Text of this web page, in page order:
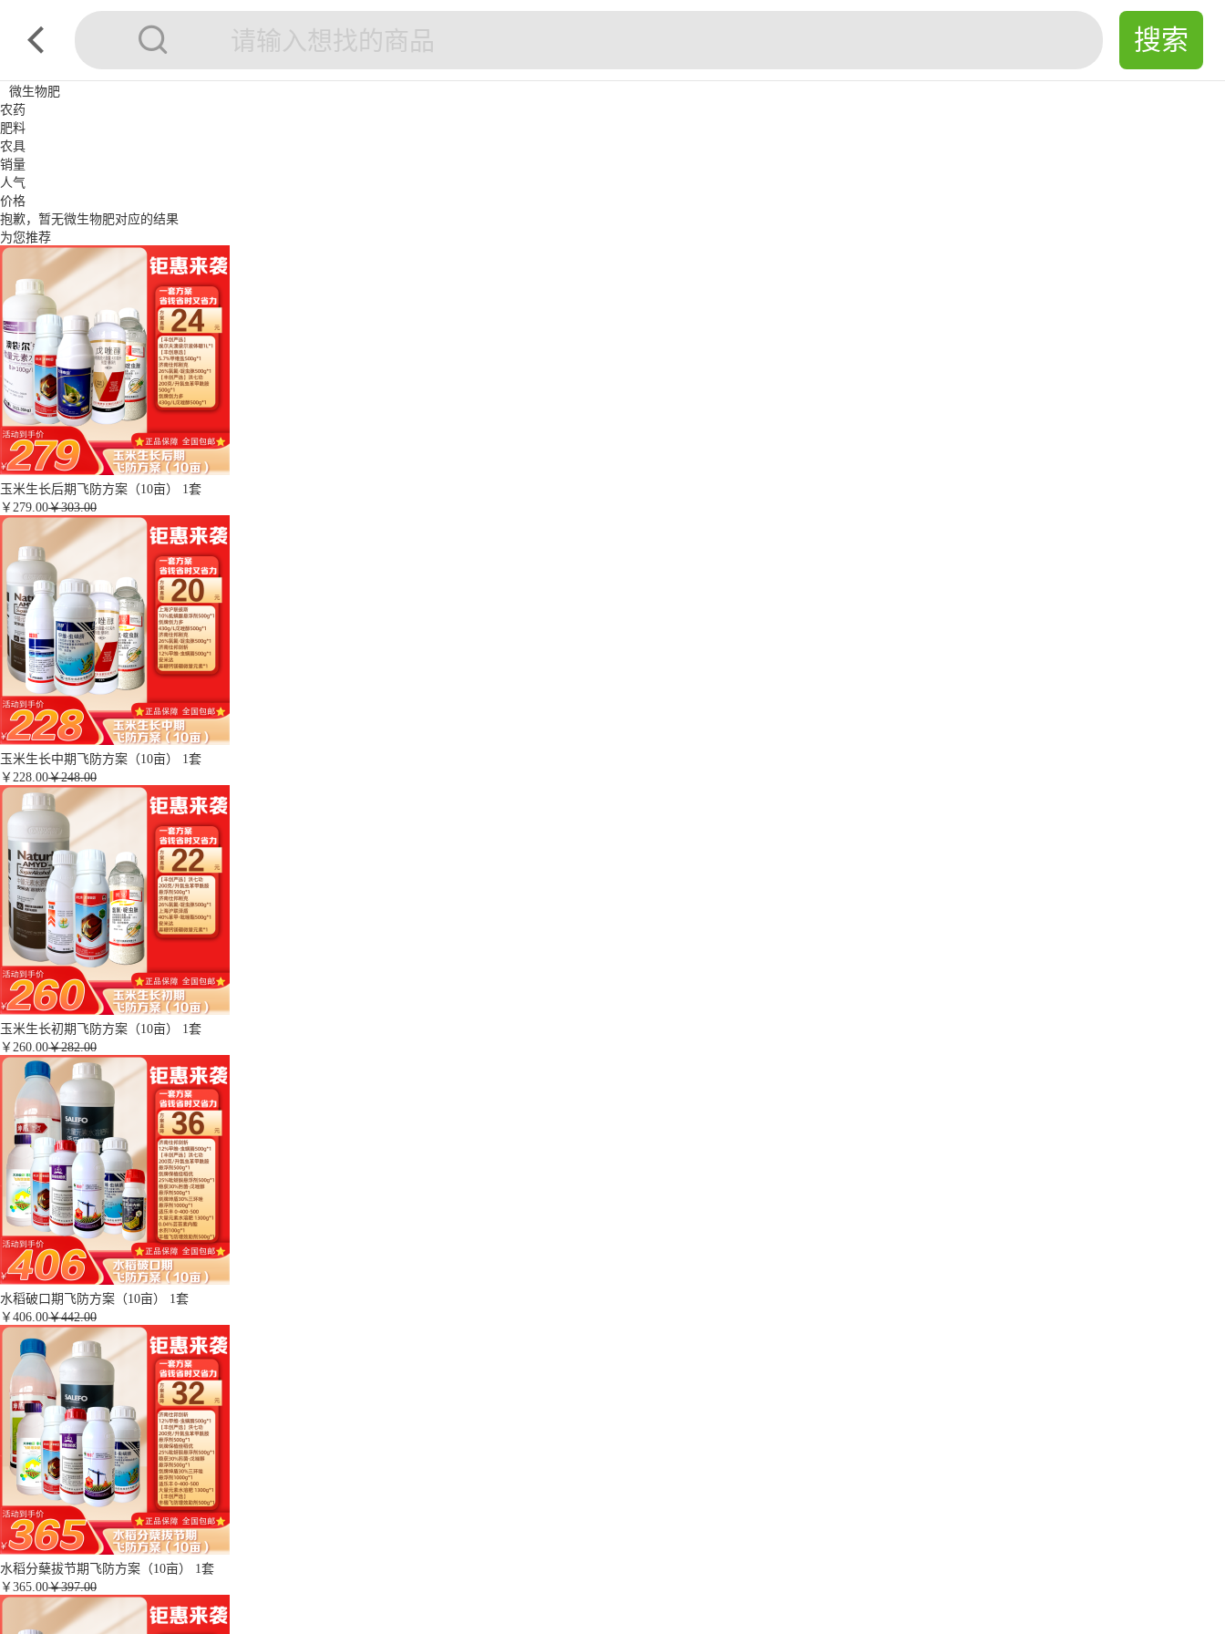
微生物肥
农药
肥料
农具
销量
人气
价格
抱歉，暂无微生物肥对应的结果
为您推荐
玉米生长后期飞防方案（10亩） 1套
￥ 279.00￥303.00
玉米生长中期飞防方案（10亩） 1套
￥ 228.00￥248.00
玉米生长初期飞防方案（10亩） 1套
￥ 260.00￥282.00
水稻破口期飞防方案（10亩） 1套
￥ 406.00￥442.00
水稻分蘖拔节期飞防方案（10亩） 1套
￥ 365.00￥397.00